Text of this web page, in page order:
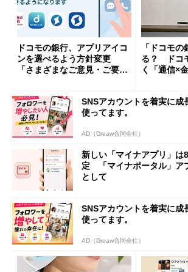
ドコモの銀行、アプリアイコ
ンを選べるよう方針変更
「さまざまなご意見・ご要望
「ドコモ
る？ ドコ
く「通信×
SNSアカウントを着実に成
使ってます。
AD（Dreaw合同会社）
新しい「マイナアプリ」は
定 「マイナポータル」ア
として
SNSアカウントを着実に成
使ってます。
AD（Dreaw合同会社）